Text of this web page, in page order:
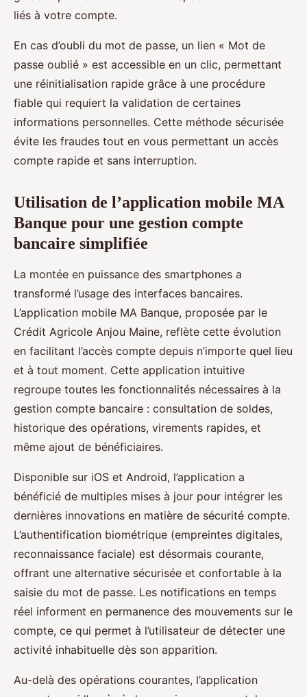
liés à votre compte.
En cas d’oubli du mot de passe, un lien « Mot de
passe oublié » est accessible en un clic, permettant
une réinitialisation rapide grâce à une procédure
fiable qui requiert la validation de certaines
informations personnelles. Cette méthode sécurisée
évite les fraudes tout en vous permettant un accès
compte rapide et sans interruption.
Utilisation de l’application mobile MA
Banque pour une gestion compte
bancaire simplifiée
La montée en puissance des smartphones a
transformé l’usage des interfaces bancaires.
L’application mobile MA Banque, proposée par le
Crédit Agricole Anjou Maine, reflète cette évolution
en facilitant l’accès compte depuis n’importe quel lieu
et à tout moment. Cette application intuitive
regroupe toutes les fonctionnalités nécessaires à la
gestion compte bancaire : consultation de soldes,
historique des opérations, virements rapides, et
même ajout de bénéficiaires.
Disponible sur iOS et Android, l’application a
bénéficié de multiples mises à jour pour intégrer les
dernières innovations en matière de sécurité compte.
L’authentification biométrique (empreintes digitales,
reconnaissance faciale) est désormais courante,
offrant une alternative sécurisée et confortable à la
saisie du mot de passe. Les notifications en temps
réel informent en permanence des mouvements sur le
compte, ce qui permet à l’utilisateur de détecter une
activité inhabituelle dès son apparition.
Au-delà des opérations courantes, l’application